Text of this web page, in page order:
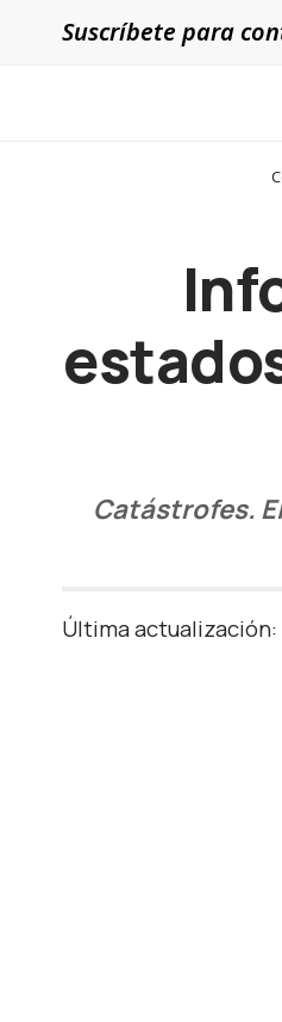
Suscríbete para
Catástrofes.
Última actualización: